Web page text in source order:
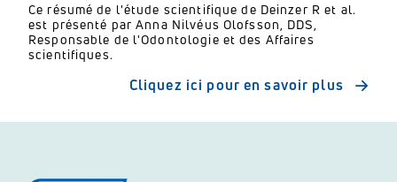
Ce résumé de l'étude scientifique de Deinzer R et al.
est présenté par Anna Nilvéus Olofsson, DDS,
Responsable de l'Odontologie et des Affaires
scientifiques.
Cliquez ici pour en savoir plus